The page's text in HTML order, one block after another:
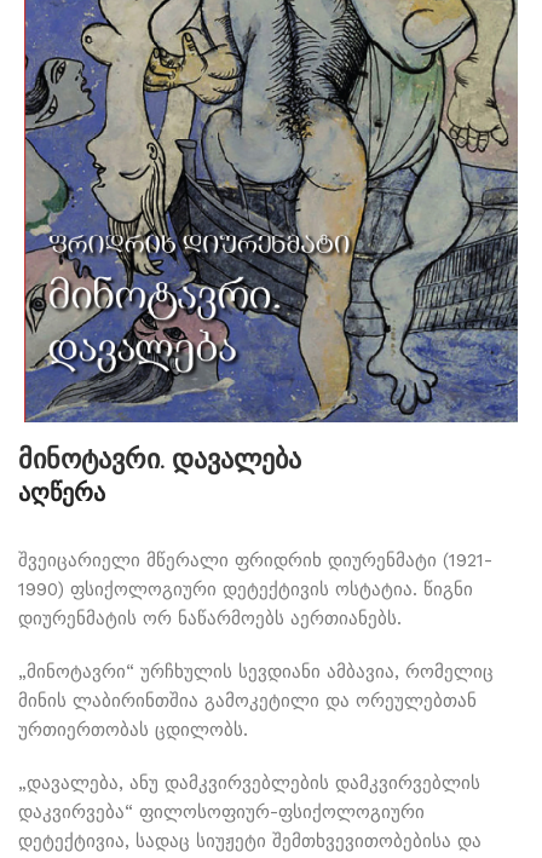
მინოტავრი. დავალება
აღწერა
შვეიცარიელი მწერალი ფრიდრიხ დიურენმატი (1921-
1990) ფსიქოლოგიური დეტექტივის ოსტატია. წიგნი
დიურენმატის ორ ნაწარმოებს აერთიანებს.
„მინოტავრი“ ურჩხულის სევდიანი ამბავია, რომელიც
მინის ლაბირინთშია გამოკეტილი და ორეულებთან
ურთიერთობას ცდილობს.
„დავალება, ანუ დამკვირვებლების დამკვირვებლის
დაკვირვება“ ფილოსოფიურ-ფსიქოლოგიური
დეტექტივია, სადაც სიუჟეტი შემთხვევითობებისა და